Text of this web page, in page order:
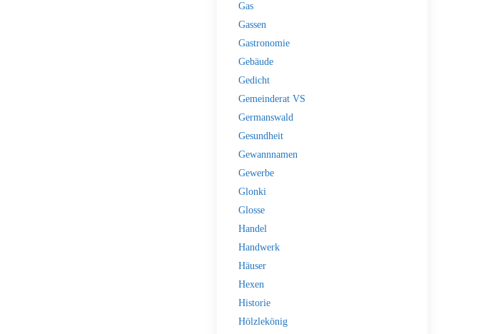
Gas
Gassen
Gastronomie
Gebäude
Gedicht
Gemeinderat VS
Germanswald
Gesundheit
Gewannnamen
Gewerbe
Glonki
Glosse
Handel
Handwerk
Häuser
Hexen
Historie
Hölzlekönig